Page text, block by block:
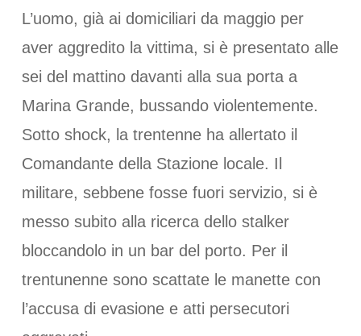
L’uomo, già ai domiciliari da maggio per
aver aggredito la vittima, si è presentato alle
sei del mattino davanti alla sua porta a
Marina Grande, bussando violentemente.
Sotto shock, la trentenne ha allertato il
Comandante della Stazione locale. Il
militare, sebbene fosse fuori servizio, si è
messo subito alla ricerca dello stalker
bloccandolo in un bar del porto. Per il
trentunenne sono scattate le manette con
l’accusa di evasione e atti persecutori